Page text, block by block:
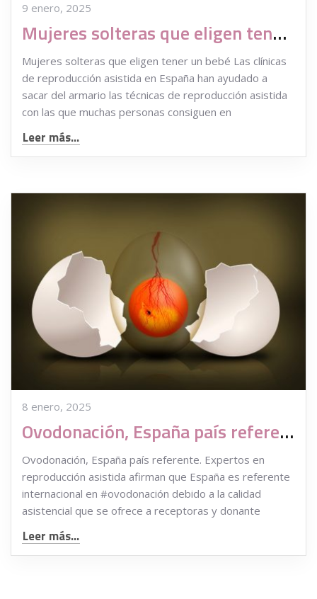
9 enero, 2025
Mujeres solteras que eligen tener un bebé
Mujeres solteras que eligen tener un bebé Las clínicas
de reproducción asistida en España han ayudado a
sacar del armario las técnicas de reproducción asistida
con las que muchas personas consiguen en
Leer más...
8 enero, 2025
Ovodonación, España país referente
Ovodonación, España país referente. Expertos en
reproducción asistida afirman que España es referente
internacional en #ovodonación debido a la calidad
asistencial que se ofrece a receptoras y donante
Leer más...